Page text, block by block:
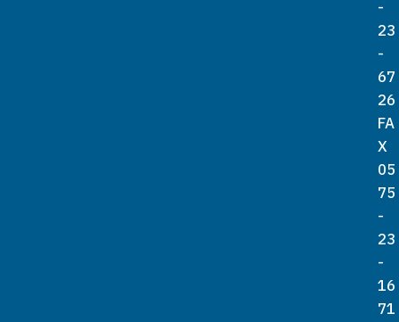
-
23
-
67
26
FA
X
05
75
-
23
-
16
71